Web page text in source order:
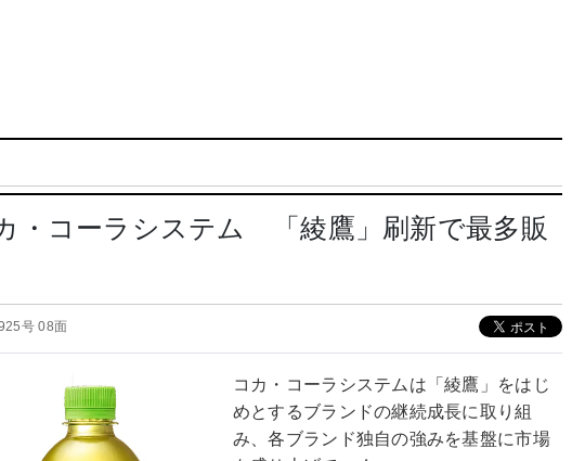
・コーラシステム 「綾鷹」刷新で最多販
号 08面
コカ・コーラシステムは「綾鷹」をはじ
めとするブランドの継続成長に取り組
み、各ブランド独自の強みを基盤に市場